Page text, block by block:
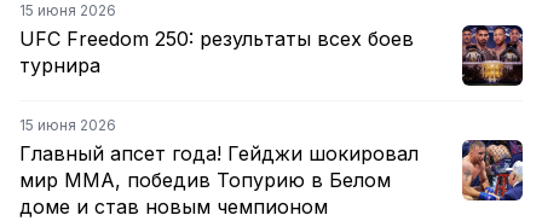
15 июня 2026
UFC Freedom 250: результаты всех боев
турнира
15 июня 2026
Главный апсет года! Гейджи шокировал
мир ММА, победив Топурию в Белом
доме и став новым чемпионом